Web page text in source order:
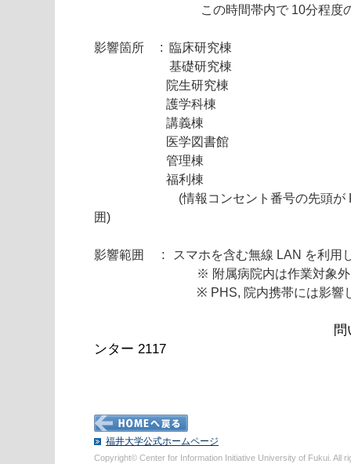
この時間帯内で 10分程度の乱れ
影響箇所 : 臨床研究棟
基礎研究棟
院生研究棟
護学科棟
講義棟
医学図書館
管理棟
福利棟
(情報コンセント番号の先頭が
囲)
影響範囲 :
スマホを含む無線 LAN を利用
※ 附属病院内は作業対象
※ PHS, 院内携帯には影響
問
ンター 2117
福井大学公式ホームページ
Copyright© Center for Information Initiative University of Fukui. All